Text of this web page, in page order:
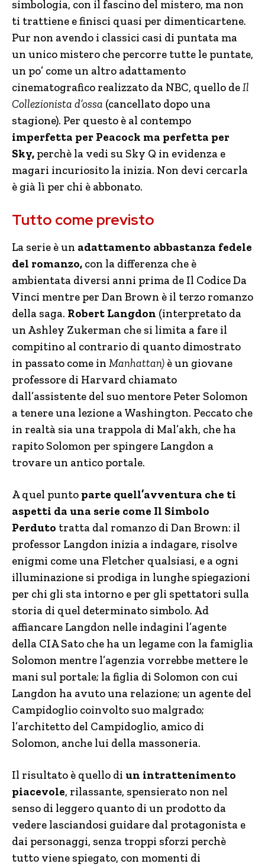
simbologia, con il fascino del mistero, ma non
ti trattiene e finisci quasi per dimenticartene.
Pur non avendo i classici casi di puntata ma
un unico mistero che percorre tutte le puntate,
un po’ come un altro adattamento
cinematografico realizzato da NBC, quello deIl
Collezionista d’ossa (cancellato dopo una
stagione). Per questo è al contempo
imperfetta per Peacock ma perfetta per
Sky, perchè la vedi su Sky Q in evidenza e
magari incuriosito la inizia. Non devi cercarla
è già lì per chi è abbonato.
Tutto come previsto
La serie è un adattamento abbastanza fedele
del romanzo, con la differenza che è
ambientata diversi anni prima de Il Codice Da
Vinci mentre per Dan Brown è il terzo romanzo
della saga. Robert Langdon (interpretato da
un Ashley Zukerman che si limita a fare il
compitino al contrario di quanto dimostrato
in passato come in Manhattan) è un giovane
professore di Harvard chiamato
dall’assistente del suo mentore Peter Solomon
a tenere una lezione a Washington. Peccato che
in realtà sia una trappola di Mal’akh, che ha
rapito Solomon per spingere Langdon a
trovare un antico portale.
A quel punto parte quell’avventura che ti
aspetti da una serie come Il Simbolo
Perduto tratta dal romanzo di Dan Brown: il
professor Langdon inizia a indagare, risolve
enigmi come una Fletcher qualsiasi, e a ogni
illuminazione si prodiga in lunghe spiegazioni
per chi gli sta intorno e per gli spettatori sulla
storia di quel determinato simbolo. Ad
affiancare Langdon nelle indagini l’agente
della CIA Sato che ha un legame con la famiglia
Solomon mentre l’agenzia vorrebbe mettere le
mani sul portale; la figlia di Solomon con cui
Langdon ha avuto una relazione; un agente del
Campidoglio coinvolto suo malgrado;
l’architetto del Campidoglio, amico di
Solomon, anche lui della massoneria.
Il risultato è quello di un intrattenimento
piacevole, rilassante, spensierato non nel
senso di leggero quanto di un prodotto da
vedere lasciandosi guidare dal protagonista e
dai personaggi, senza troppi sforzi perchè
tutto viene spiegato, con momenti di